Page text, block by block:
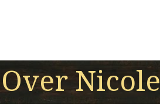
Over Nicole